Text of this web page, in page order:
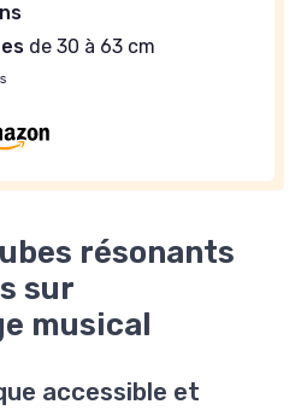
de 30 à 63 cm
résonants
sur
musical
accessible et